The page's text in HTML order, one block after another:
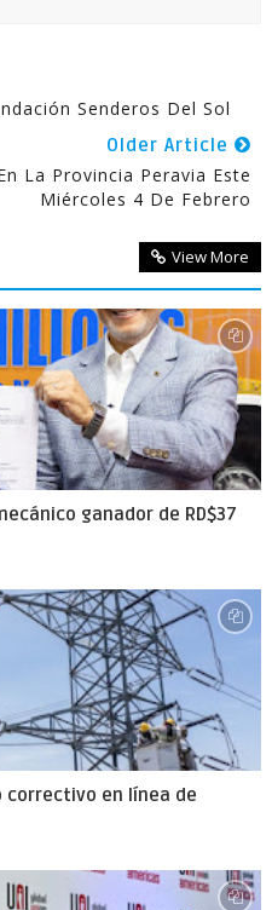
Senderos Del Sol
Older Article
La Provincia Peravia Este
Miércoles 4 De Febrero
View More
ganador de RD$37
correctivo en línea de